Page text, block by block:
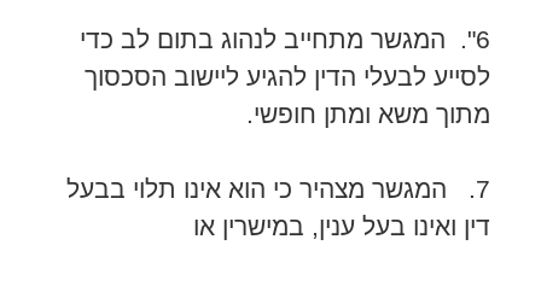
6". המגשר מתחייב לנהוג בתום לב כדי
לסייע לבעלי הדין להגיע ליישוב הסכסוך
מתוך משא ומתן חופשי.
7. המגשר מצהיר כי הוא אינו תלוי בבעל
דין ואינו בעל ענין, במישרין או